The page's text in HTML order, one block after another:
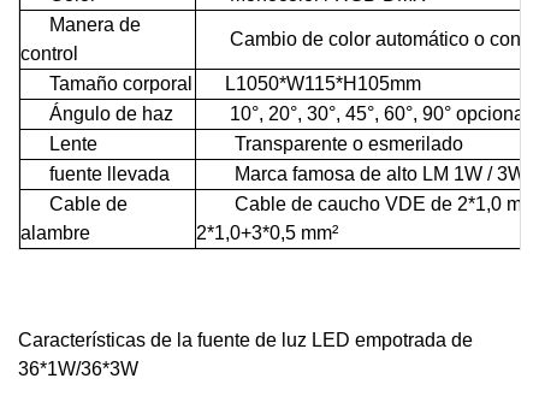
Manera de
control
Cambio de color automático o
Tamaño corporal
L1050*W115*H105mm
Ángulo de haz
10°, 20°, 30°, 45°, 60°, 90° opcional
Lente
Transparente o esmerilado
fuente llevada
Marca famosa de alto LM 1W / 3W
Cable de
alambre
Cable de caucho VDE de 2*1,0 mm²
2*1,0+3*0,5 mm²
Características de la fuente de luz LED empotrada de
36*1W/36*3W